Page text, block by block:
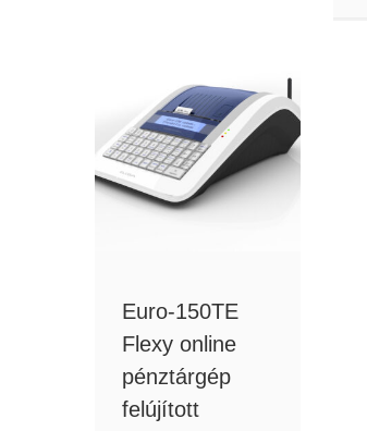
Euro-150TE
Flexy online
pénztárgép
felújított